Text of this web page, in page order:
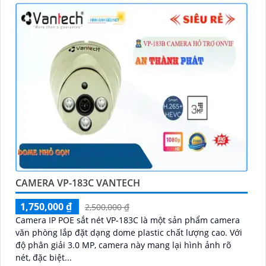
CAMERA VP-183C VANTECH
1,750,000 ₫
2,500,000 ₫
Camera IP POE sắt nét VP-183C là một sản phẩm camera
văn phòng lắp đặt dạng dome plastic chất lượng cao. Với
độ phân giải 3.0 MP, camera này mang lại hình ảnh rõ
nét, đặc biệt...